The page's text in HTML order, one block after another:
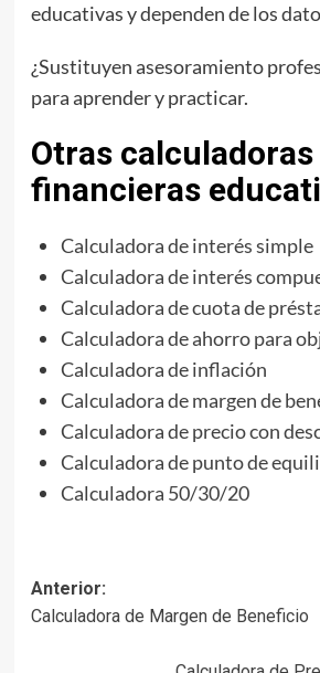
educativas y dependen de los
¿Sustituyen asesoramiento
para aprender y practicar.
Otras calculadoras
financieras
Calculadora de interés simple
Calculadora de interés
Calculadora de cuota de
Calculadora de ahorro para
Calculadora de inflación
Calculadora de margen de
Calculadora de precio con
Calculadora de punto de
Calculadora 50/30/20
Navegación
de
Anterior:
Calculadora de Margen de Beneficio